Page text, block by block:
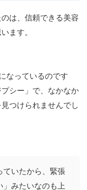
は、信頼できる美容
ます。
なっているのです
シー」で、なかなか
つけられませんでし
ていたから、緊張
」みたいなのも上